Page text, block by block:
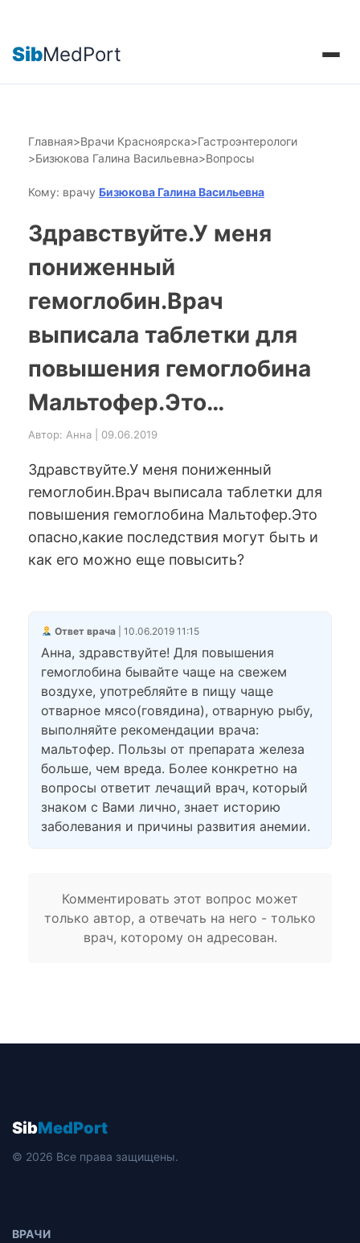
SibMedPort
Главная>Врачи Красноярска>Гастроэнтерологи
>Бизюкова Галина Васильевна>Вопросы
Кому: врачу Бизюкова Галина Васильевна
Здравствуйте.У меня
пониженный
гемоглобин.Врач
выписала таблетки для
повышения гемоглобина
Мальтофер.Это…
Автор: Анна | 09.06.2019
Здравствуйте.У меня пониженный
гемоглобин.Врач выписала таблетки для
повышения гемоглобина Мальтофер.Это
опасно,какие последствия могут быть и
как его можно еще повысить?
Ответ врача| 10.06.2019 11:15
Анна, здравствуйте! Для повышения
гемоглобина бывайте чаще на свежем
воздухе, употребляйте в пищу чаще
отварное мясо(говядина), отварную рыбу,
выполняйте рекомендации врача:
мальтофер. Пользы от препарата железа
больше, чем вреда. Более конкретно на
вопросы ответит лечащий врач, который
знаком с Вами лично, знает историю
заболевания и причины развития анемии.
Комментировать этот вопрос может
только автор, а отвечать на него - только
врач, которому он адресован.
SibMedPort
© 2026 Все права защищены.
ВРАЧИ